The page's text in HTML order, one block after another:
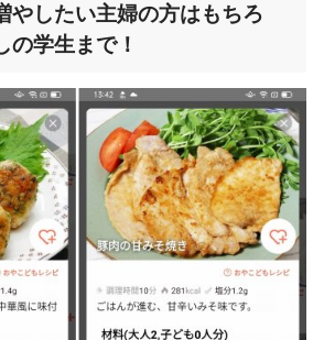
やしたい主婦の方はもちろ
の学生まで！